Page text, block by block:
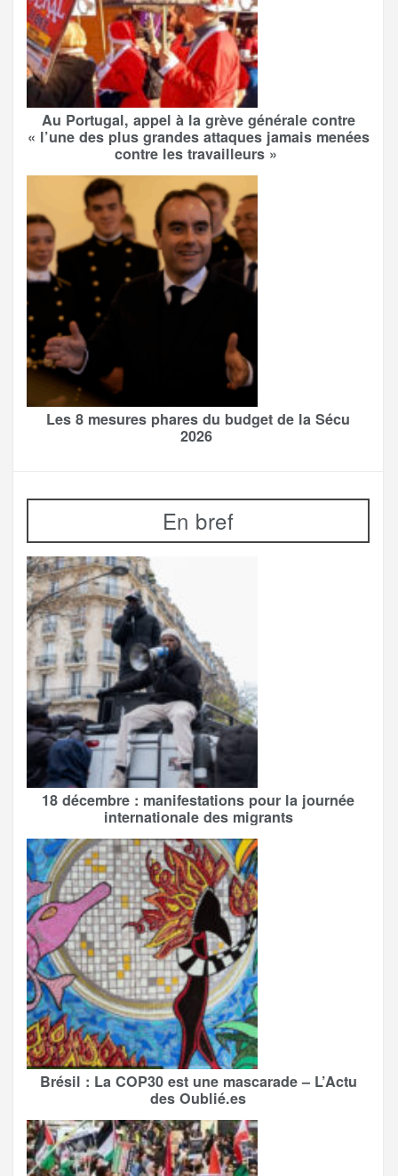
Au Portugal, appel à la grève générale contre
« l’une des plus grandes attaques jamais menées
contre les travailleurs »
Les 8 mesures phares du budget de la Sécu
2026
En bref
18 décembre : manifestations pour la journée
internationale des migrants
Brésil : La COP30 est une mascarade – L’Actu
des Oublié.es